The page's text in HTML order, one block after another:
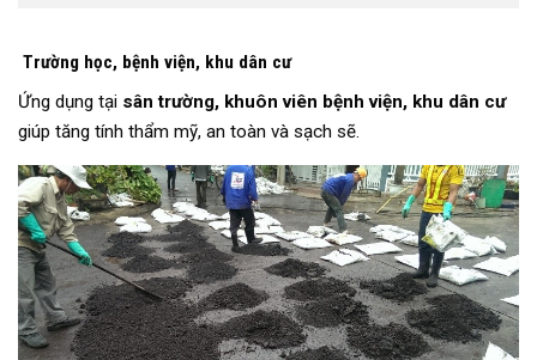
Trường học, bệnh viện, khu dân cư
Ứng dụng tại sân trường, khuôn viên bệnh viện, khu dân cư
giúp tăng tính thẩm mỹ, an toàn và sạch sẽ.